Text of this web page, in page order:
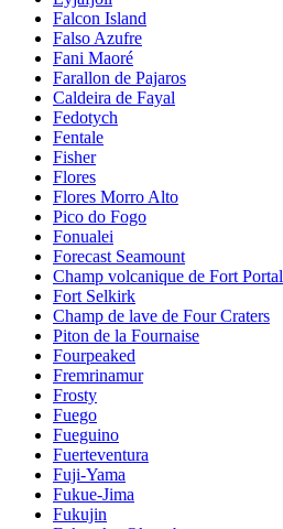
Falcon Island
Falso Azufre
Fani Maoré
Farallon de Pajaros
Caldeira de Fayal
Fedotych
Fentale
Fisher
Flores
Flores Morro Alto
Pico do Fogo
Fonualei
Forecast Seamount
Champ volcanique de Fort Portal
Fort Selkirk
Champ de lave de Four Craters
Piton de la Fournaise
Fourpeaked
Fremrinamur
Frosty
Fuego
Fueguino
Fuerteventura
Fuji-Yama
Fukue-Jima
Fukujin